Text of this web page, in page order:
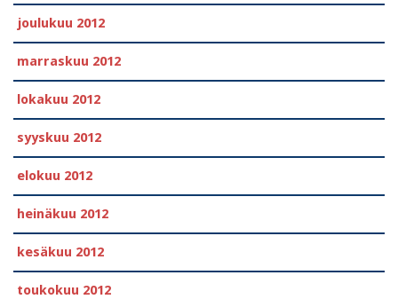
joulukuu 2012
marraskuu 2012
lokakuu 2012
syyskuu 2012
elokuu 2012
heinäkuu 2012
kesäkuu 2012
toukokuu 2012